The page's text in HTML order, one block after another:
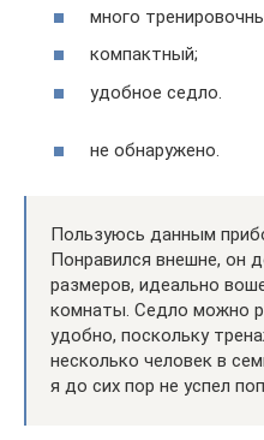
много
компактный;
удобное седло.
не обнаружено.
Пользуюсь данным
Понравился внешне, он
размеров, идеально
комнаты. Седло можно
удобно, поскольку
несколько человек в
я до сих пор не успел